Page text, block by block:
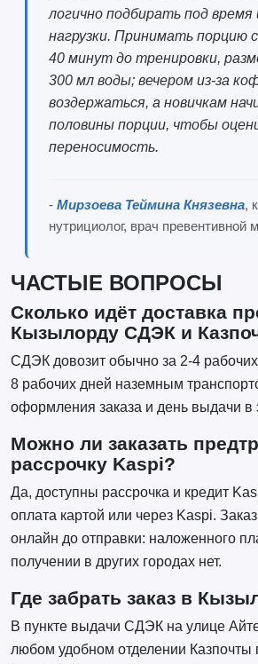
логично подбирать под время
нагрузки. Принимать порцию
40 минут до тренировки,
300 мл воды; вечером из-за
воздержаться, а новичкам
половины порции, чтобы
переносимость.
- Мирзоева Теймина Князевна,
нутрициолог, врач превентивной
ЧАСТЫЕ ВОПРОСЫ
Сколько идёт доставка
Кызылорду СДЭК и
СДЭК довозит обычно за 2-4
8 рабочих дней наземным
оформления заказа и день выдачи в
Можно ли заказать
рассрочку Kaspi?
Да, доступны рассрочка и кредит
оплата картой или через Kaspi.
онлайн до отправки: наложенного
получении в других городах нет.
Где забрать заказ в
В пункте выдачи СДЭК на улице
любом удобном отделении Казпочты